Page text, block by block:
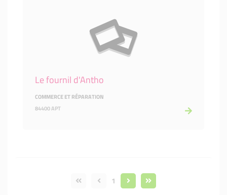
Le fournil d'Antho
COMMERCE ET RÉPARATION
84400 APT
1